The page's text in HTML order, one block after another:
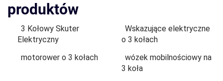
produktów
3 Kołowy Skuter
Elektryczny
Wskazujące elektryczne
o 3 kołach
motorower o 3 kołach
wózek mobilnościowy na
3 koła